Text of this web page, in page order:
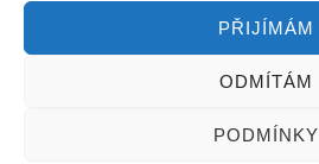
PŘIJÍMÁM
ODMÍTÁM
PODMÍNKY
Kniha Domácí mlékař Nápověda